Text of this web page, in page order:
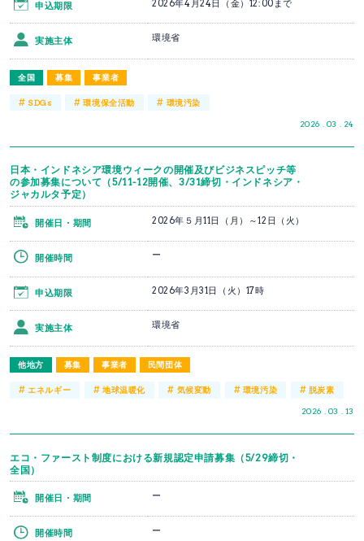
全国 募集 事業者
2026 . 03 . 24
申込期限 2026年4月24日（金）12:00まで
実施主体 環境省
#SDGs #環境保全活動 # 環境汚染
日本・インドネシア環境ウィークの開催及びビジネスピッチ等
の参加募集について（5/11-12開催、3/31締切・インドネシア・
ジャカルタ予定）
他地方 募集 事業者 民間団体
2026 . 03 . 13
開催日・期間 2026年５月11日（月）～12日（火）
開催時間 ー
申込期限 2026年3月31日（火）17時
実施主体 環境省
#エネルギー # 地球温暖化 # 気候変動 # 環境汚染 # 脱炭素
エコ・ファースト制度における新規認定申請募集（5/29締切・
全国）
開催日・期間 ー
開催時間 ー